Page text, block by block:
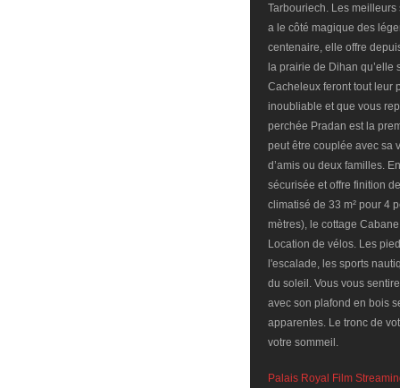
Tarbouriech. Les
a le côté magique des
centenaire, elle offre
la prairie de Dihan
Cacheleux feront tout leur
inoubliable et que vous
perchée Pradan est la
peut être couplée avec sa
d’amis ou deux familles.
sécurisée et offre finition
climatisé de 33 m² pour 4
mètres), le cottage
Location de vélos. Les
l'escalade, les sports
du soleil. Vous vous
avec son plafond en bois
apparentes. Le tronc de
votre sommeil.
Palais Royal Film